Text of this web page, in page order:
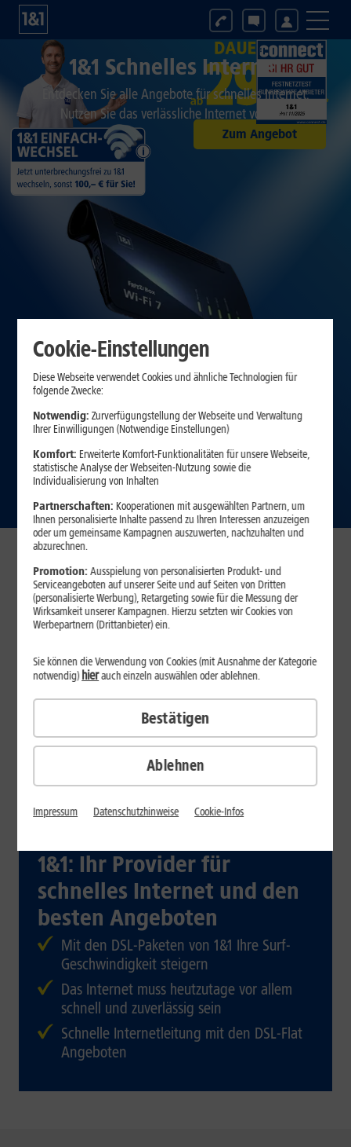
Zum Angebot
1&1 Schnelles Internet
Entdecken Sie alle Angebote für schnelles Internet.
Nutzen Sie das verlässliche Internet von 1&1.
Verfügbarkeit prüfen
1&1: Ihr Provider für
schnelles Internet und den
besten Angeboten
Mit den DSL-Paketen von 1&1 Ihre Surf-
Geschwindigkeit steigern
Das Internet muss heutzutage vor allem
schnell und zuverlässig sein
Schnelle Internetleitung mit den DSL-Flat
Angeboten
Cookie-Einstellungen
Diese Webseite verwendet Cookies und ähnliche Technologien für
folgende Zwecke:
Notwendig: Zurverfügungstellung der Webseite und Verwaltung
Ihrer Einwilligungen (Notwendige Einstellungen)
Komfort: Erweiterte Komfort-Funktionalitäten für unsere Webseite,
statistische Analyse der Webseiten-Nutzung sowie die
Individualisierung von Inhalten
Partnerschaften: Kooperationen mit ausgewählten Partnern, um
Ihnen personalisierte Inhalte passend zu Ihren Interessen anzuzeigen
oder um gemeinsame Kampagnen auszuwerten, nachzuhalten und
abzurechnen.
Promotion:Ausspielung von personalisierten Produkt- und
Serviceangeboten auf unserer Seite und auf Seiten von Dritten
(personalisierte Werbung), Retargeting sowie für die Messung der
Wirksamkeit unserer Kampagnen. Hierzu setzten wir Cookies von
Werbepartnern (Drittanbieter) ein.
Ablehnen
Sie können die Verwendung von Cookies (mit Ausnahme der Kategorie
notwendig)hierauch einzeln auswählen oder ablehnen.
Bestätigen
Impressum Datenschutzhinweise Cookie-Infos